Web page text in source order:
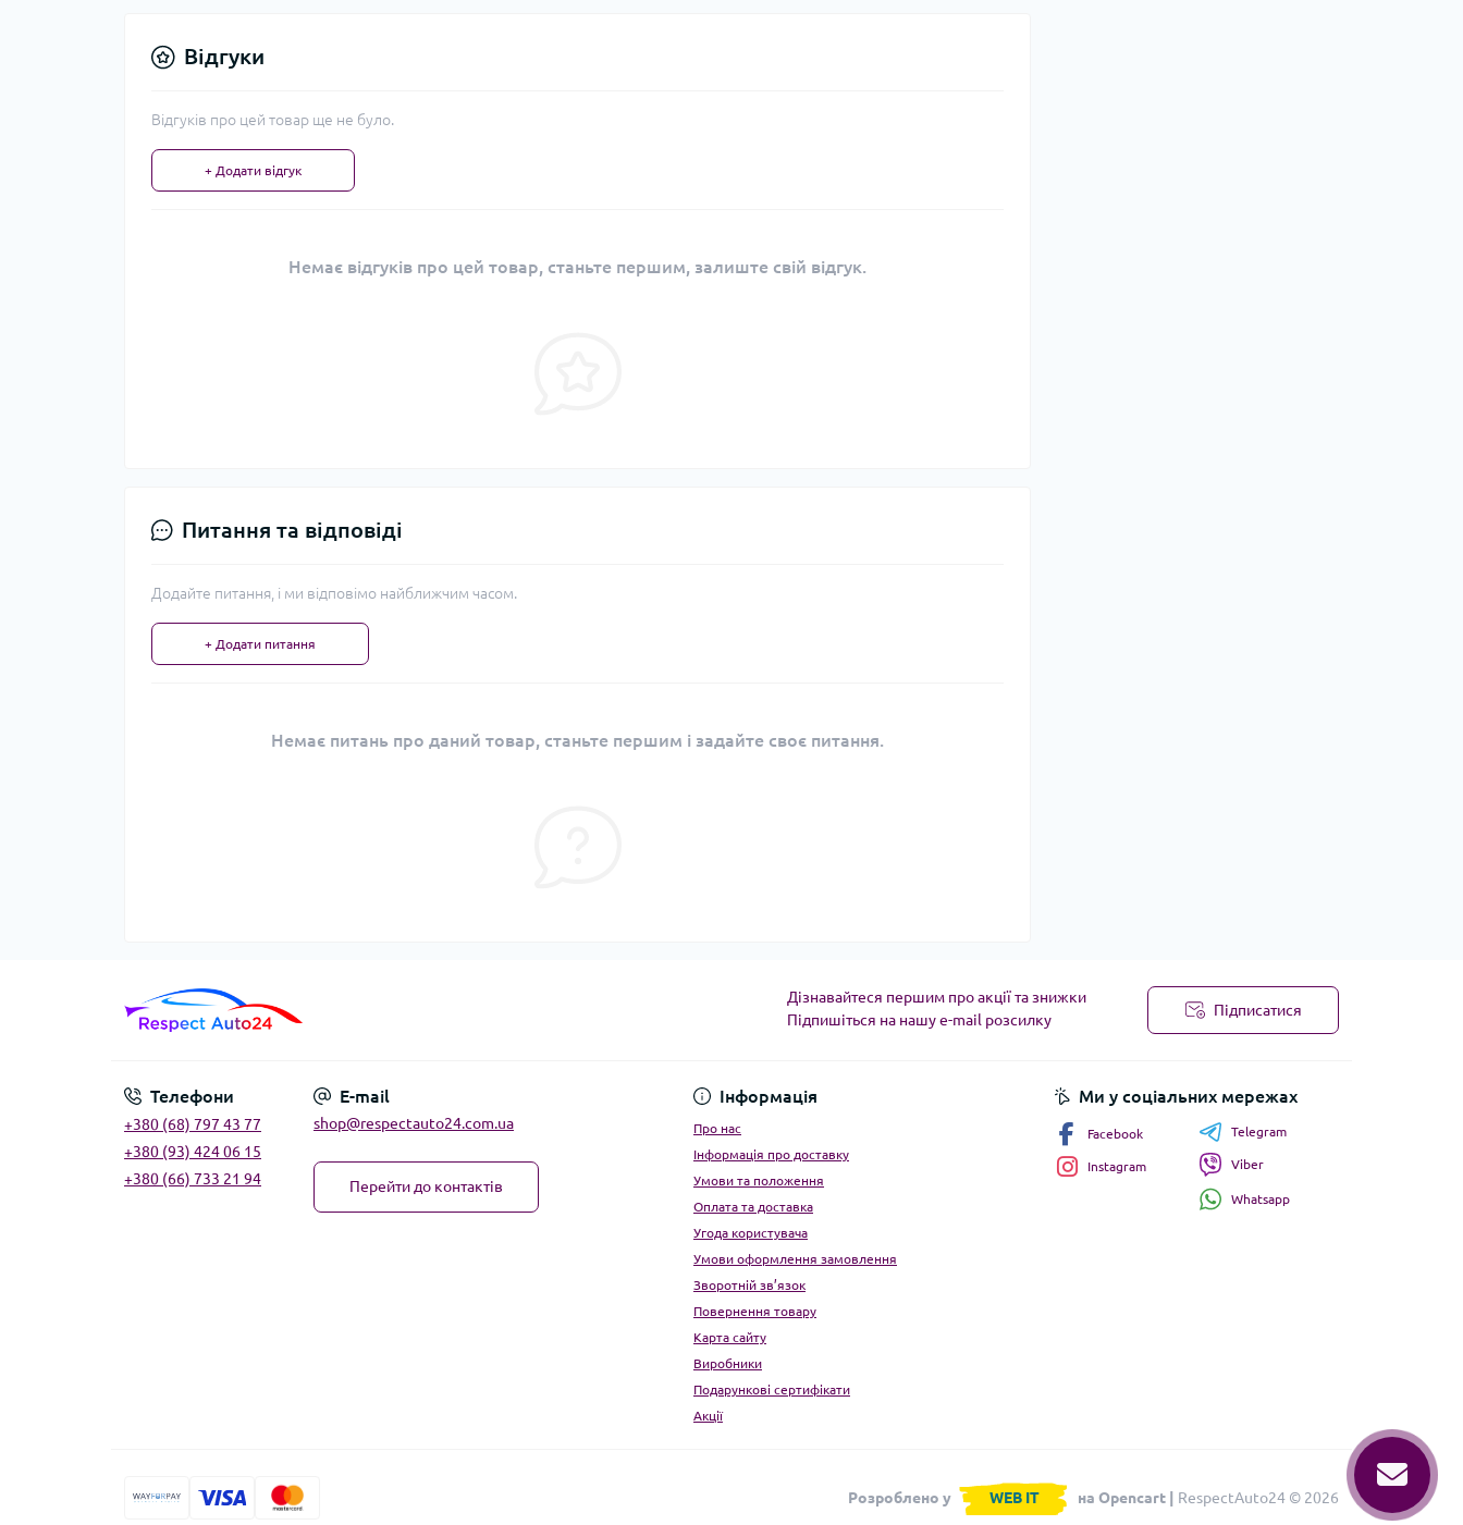
Відгуки
Відгуків про цей товар ще не було.
+ Додати відгук
Немає відгуків про цей товар, станьте першим, залиште свій відгук.
Питання та відповіді
Додайте питання, і ми відповімо найближчим часом.
+ Додати питання
Немає питань про даний товар, станьте першим і задайте своє питання.
Дізнавайтеся першим про акції та знижки
Підпишіться на нашу e-mail розсилку
Підписатися
Телефони
+380 (68) 797 43 77
+380 (93) 424 06 15
+380 (66) 733 21 94
E-mail
shop@respectauto24.com.ua
Перейти до контактів
Інформація
Про нас
Інформація про доставку
Умови та положення
Оплата та доставка
Угода користувача
Умови оформлення замовлення
Зворотній зв’язок
Повернення товару
Карта сайту
Виробники
Подарункові сертифікати
Акції
Ми у соціальних мережах
Facebook
Instagram
Telegram
Viber
Whatsapp
Розроблено у WEB IT на Opencart | RespectAuto24 © 2026